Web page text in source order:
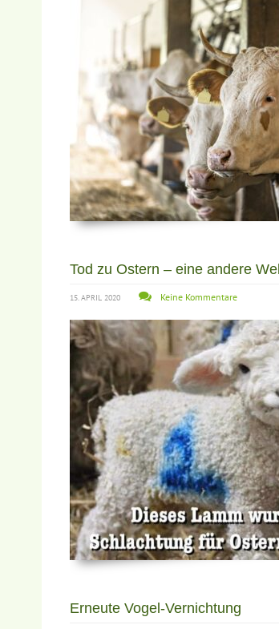
Tod zu Ostern – eine andere
15. APRIL 2020 Keine Kommentare
Erneute Vogel-Vernichtung